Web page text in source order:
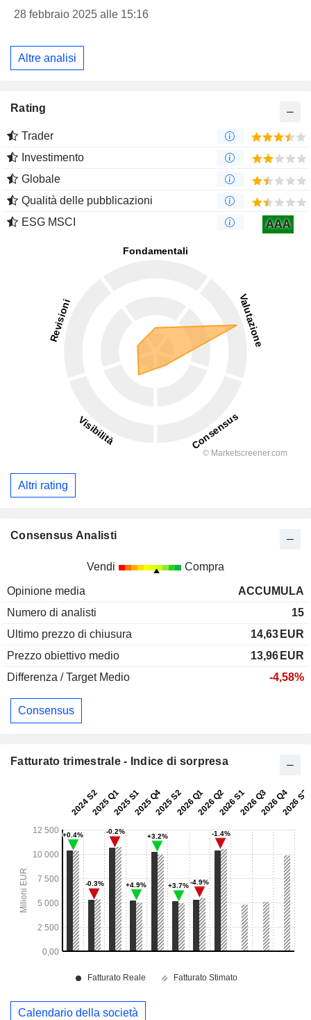
28 febbraio 2025 alle 15:16
Altre analisi
Rating
Trader
Investimento
Globale
Qualità delle pubblicazioni
ESG MSCI
AAA
Altri rating
Consensus Analisti
Vendi Compra
Opinione media
ACCUMULA
Numero di analisti
15
Ultimo prezzo di chiusura
14,63 EUR
Prezzo obiettivo medio
13,96 EUR
Differenza / Target Medio
-4,58%
Consensus
Fatturato trimestrale - Indice di sorpresa
Calendario della società